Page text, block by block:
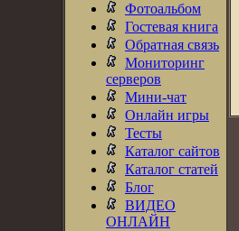
Фотоальбом
Гостевая книга
Обратная связь
Мониторинг
серверов
Мини-чат
Онлайн игры
Тесты
Каталог сайтов
Каталог статей
Блог
ВИДЕО
ОНЛАЙН